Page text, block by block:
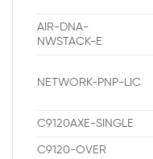
AIR-DNA-
NWSTACK-E
NETWORK-PNP-LIC
C9120AXE-SINGLE
C9120-OVER